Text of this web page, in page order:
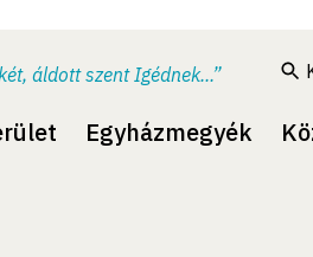
áldott szent Igédnek...”
Egyházmegyék